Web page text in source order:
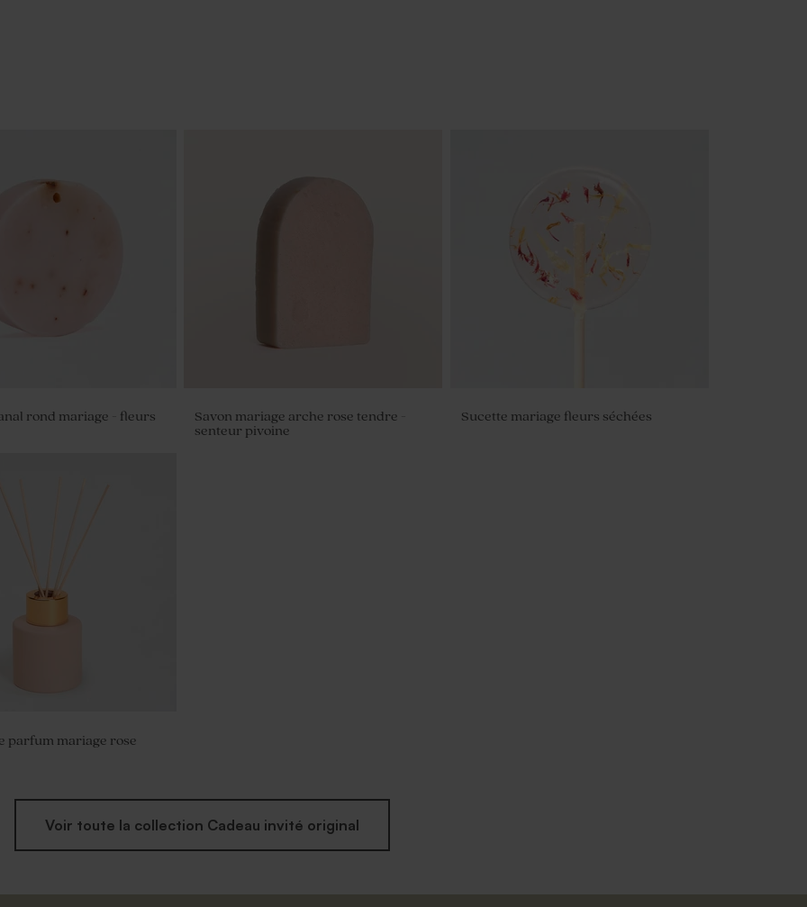
rond mariage - fleurs
Savon mariage arche rose tendre -
senteur pivoine
Sucette mariage fleurs séchées
parfum mariage rose
Voir toute la collection Cadeau invité original